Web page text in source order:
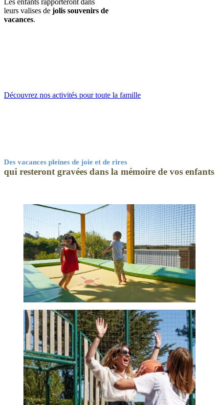
Les enfants rapporteront dans
leurs valises de jolis souvenirs de
vacances.
Découvrez nos activités pour toute la famille
Des vacances pleines de joie et de rires
qui resteront gravées dans la mémoire de vos enfants